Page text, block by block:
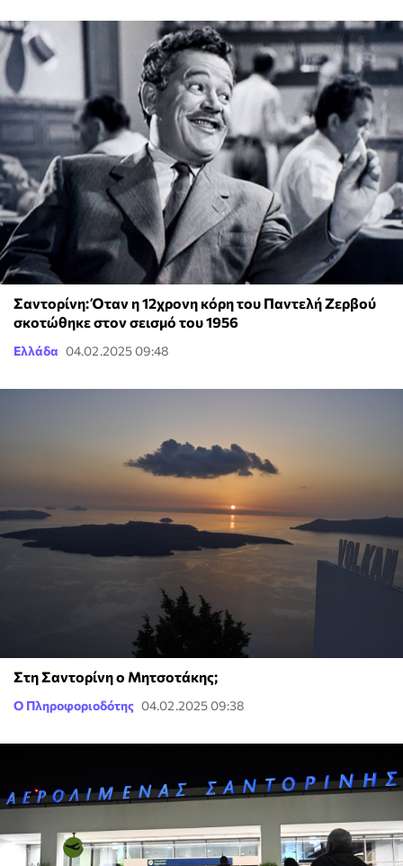
Σαντορίνη: Όταν η 12χρονη κόρη του Παντελή Ζερβού
σκοτώθηκε στον σεισμό του 1956
Ελλάδα 04.02.2025 09:48
Στη Σαντορίνη ο Μητσοτάκης;
Ο Πληροφοριοδότης 04.02.2025 09:38